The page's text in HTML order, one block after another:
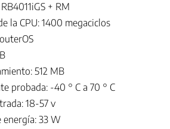
+ RM
la CPU: 1400 megaciclos
512 MB
probada: -40 ° C a 70 ° C
18-57 v
energía: 33 W